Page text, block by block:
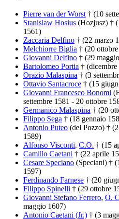
Pierre van der Worst † (10
Stanislaw Hosius (Hozjusz) †
1561)
Zaccaria Delfino † (22 marzo
Melchiorre Biglia † (20
Giovanni Delfino † (29
Bartolomeo Portia †
Orazio Malaspina † (3
Ottavio Santacroce † (15
Giovanni Francesco Bonomi
settembre 1581 - 20 ottobre
Germanico Malaspina † (20
Filippo Sega † (18 gennaio
Antonio Puteo (del Pozzo) †
1589)
Alfonso Visconti, C.O. † (15
Camillo Caetani † (22 aprile
Cesare Speciano (Speciani) †
1597)
Ferdinando Farnese † (20
Filippo Spinelli † (29 ottobre
Giovanni Stefano Ferrero, O.
maggio 1607)
Antonio Caetani (Jr.) † (3